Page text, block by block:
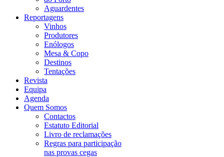
Aguardentes
Reportagens
Vinhos
Produtores
Enólogos
Mesa & Copo
Destinos
Tentações
Revista
Equipa
Agenda
Quem Somos
Contactos
Estatuto Editorial
Livro de reclamações
Regras para participação
nas provas cegas